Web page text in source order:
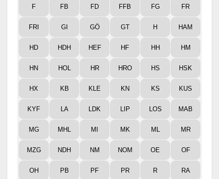
F FB FD FFB FG FR
FRI GI GÖ GT H HAM
HD HDH HEF HF HH HM
HN HOL HR HRO HS HSK
HX KB KLE KN KS KUS
KYF LA LDK LIP LOS MAB
MG MHL MI MK ML MR
MZG NDH NM NOM OE OF
OH PB PF PR R RA